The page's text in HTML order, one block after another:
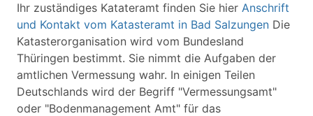
Ihr zuständiges Katateramt finden Sie hier Anschrift
und Kontakt vom Katasteramt in Bad Salzungen Die
Katasterorganisation wird vom Bundesland
Thüringen bestimmt. Sie nimmt die Aufgaben der
amtlichen Vermessung wahr. In einigen Teilen
Deutschlands wird der Begriff "Vermessungsamt"
oder "Bodenmanagement Amt" für das